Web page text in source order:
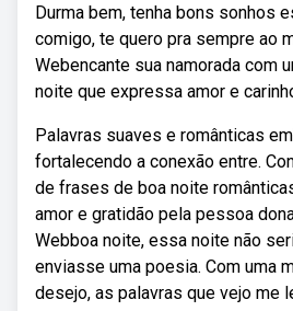
Durma bem, tenha bons sonhos
comigo, te quero pra sempre ao
Webencante sua namorada com
noite que expressa amor e
Palavras suaves e românticas
fortalecendo a conexão entre.
de frases de boa noite
amor e gratidão pela pessoa
Webboa noite, essa noite não
enviasse uma poesia. Com uma
desejo, as palavras que vejo me